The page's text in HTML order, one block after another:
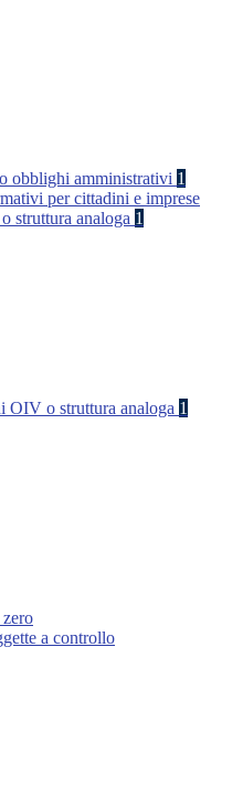
obblighi amministrativi 1
per cittadini e imprese
struttura analoga 1
OIV o struttura analoga 1
a controllo